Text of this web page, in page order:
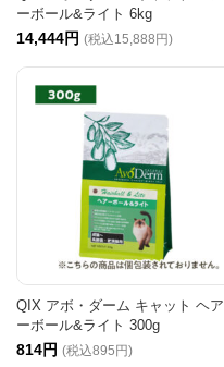
ーボール&ライト 6kg
14,444円 (税込15,888円)
QIX アボ・ダーム キャット ヘア
ーボール&ライト 300g
814円 (税込895円)